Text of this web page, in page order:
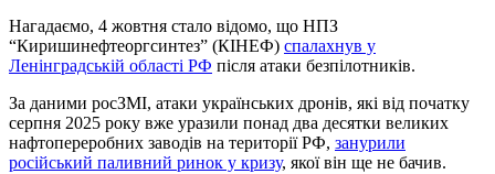
Нагадаємо, 4 жовтня стало відомо, що НПЗ
“Киришинефтеоргсинтез” (КІНЕФ) спалахнув у
Ленінградській області РФ після атаки безпілотників.
За даними росЗМІ, атаки українських дронів, які від початку
серпня 2025 року вже уразили понад два десятки великих
нафтопереробних заводів на території РФ, занурили
російський паливний ринок у кризу, якої він ще не бачив.